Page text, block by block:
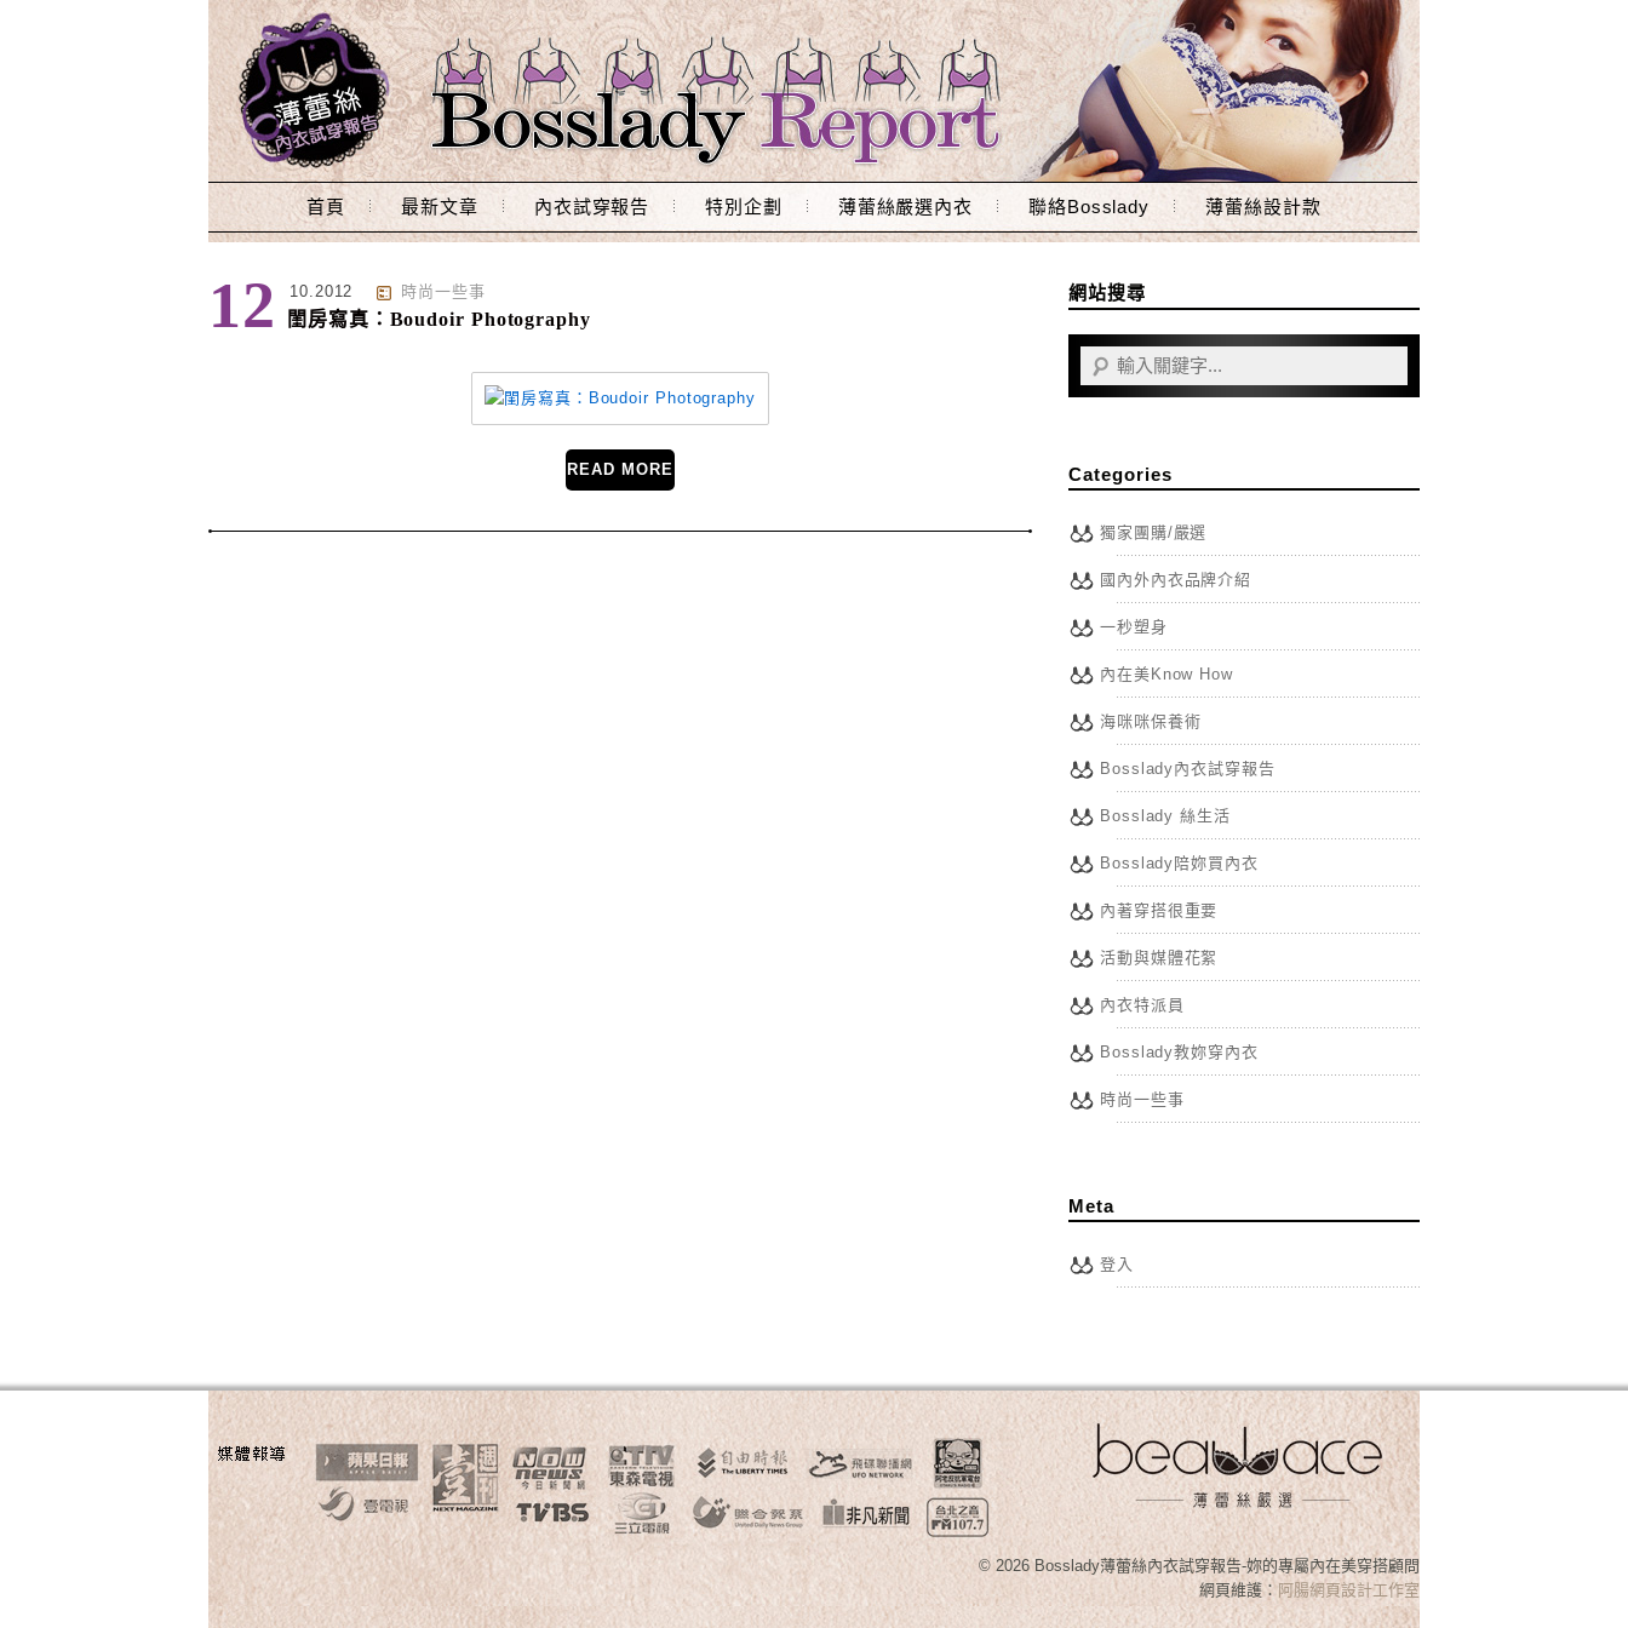
Main Menu
首頁 最新文章 內衣試穿報告 特別企劃 薄蕾絲嚴選內衣 聯絡Bosslady 薄蕾絲設計款
12 10.2012 時尚一些事
閨房寫真：Boudoir Photography
READ MORE
網站搜尋
Categories
獨家團購/嚴選
國內外內衣品牌介紹
一秒塑身
內在美Know How
海咪咪保養術
Bosslady內衣試穿報告
Bosslady 絲生活
Bosslady陪妳買內衣
內著穿搭很重要
活動與媒體花絮
內衣特派員
Bosslady教妳穿內衣
時尚一些事
Meta
登入
© 2026 Bosslady薄蕾絲內衣試穿報告-妳的專屬內在美穿搭顧問
網頁維護： 阿腸網頁設計工作室